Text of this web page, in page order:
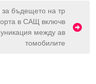
бъдещето на тр
в САЩ включв
между ав
томобилите